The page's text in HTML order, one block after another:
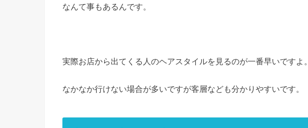
なんて事もあるんです。
実際お店から出てくる人のヘアスタイルを見るのが一番早いですよ。
なかなか行けない場合が多いですが客層なども分かりやすいです。